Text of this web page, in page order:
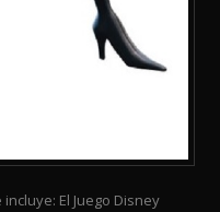
El Juego Disney